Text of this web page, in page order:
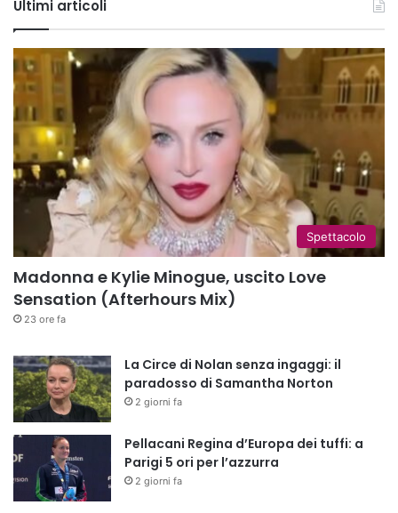
Ultimi articoli
Spettacolo
Madonna e Kylie Minogue, uscito Love
Sensation (Afterhours Mix)
23 ore fa
La Circe di Nolan senza ingaggi: il
paradosso di Samantha Norton
2 giorni fa
Pellacani Regina d’Europa dei tuffi: a
Parigi 5 ori per l’azzurra
2 giorni fa